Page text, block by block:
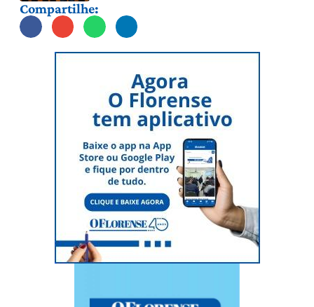
Compartilhe: